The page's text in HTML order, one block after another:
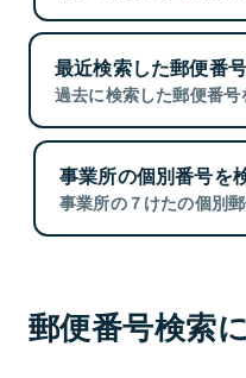
最近検索した郵便番号
過去に検索した郵便番号
事業所の個別番号を
事業所の７けたの個別
郵便番号検索